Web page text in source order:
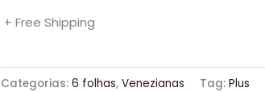
+ Free Shipping
Categorias: 6 folhas, Venezianas Tag: Plus